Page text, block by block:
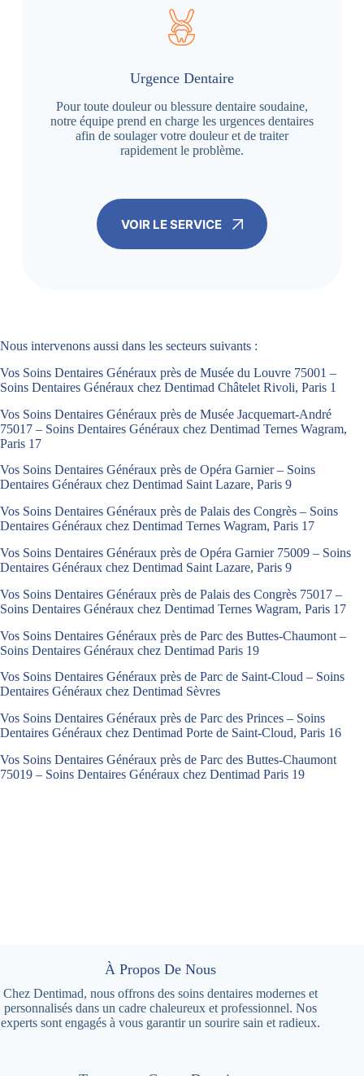
Urgence Dentaire
Pour toute douleur ou blessure dentaire soudaine,
notre équipe prend en charge les urgences dentaires
afin de soulager votre douleur et de traiter
rapidement le problème.
VOIR LE SERVICE
Nous intervenons aussi dans les secteurs suivants :
Vos Soins Dentaires Généraux près de Musée du Louvre 75001 –
Soins Dentaires Généraux chez Dentimad Châtelet Rivoli, Paris 1
Vos Soins Dentaires Généraux près de Musée Jacquemart-André
75017 – Soins Dentaires Généraux chez Dentimad Ternes Wagram,
Paris 17
Vos Soins Dentaires Généraux près de Opéra Garnier – Soins
Dentaires Généraux chez Dentimad Saint Lazare, Paris 9
Vos Soins Dentaires Généraux près de Palais des Congrès – Soins
Dentaires Généraux chez Dentimad Ternes Wagram, Paris 17
Vos Soins Dentaires Généraux près de Opéra Garnier 75009 – Soins
Dentaires Généraux chez Dentimad Saint Lazare, Paris 9
Vos Soins Dentaires Généraux près de Palais des Congrès 75017 –
Soins Dentaires Généraux chez Dentimad Ternes Wagram, Paris 17
Vos Soins Dentaires Généraux près de Parc des Buttes-Chaumont –
Soins Dentaires Généraux chez Dentimad Paris 19
Vos Soins Dentaires Généraux près de Parc de Saint-Cloud – Soins
Dentaires Généraux chez Dentimad Sèvres
Vos Soins Dentaires Généraux près de Parc des Princes – Soins
Dentaires Généraux chez Dentimad Porte de Saint-Cloud, Paris 16
Vos Soins Dentaires Généraux près de Parc des Buttes-Chaumont
75019 – Soins Dentaires Généraux chez Dentimad Paris 19
À Propos De Nous
Chez Dentimad, nous offrons des soins dentaires modernes et
personnalisés dans un cadre chaleureux et professionnel. Nos
experts sont engagés à vous garantir un sourire sain et radieux.